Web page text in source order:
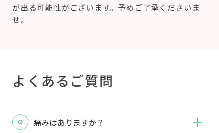
が出る可能性がございます。予めご了承くださいま
せ。
よくあるご質問
痛みはありますか？